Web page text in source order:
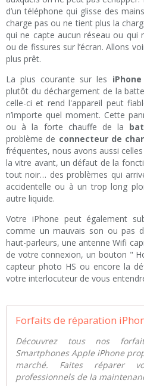
d’un téléphone qui glisse des
charge pas ou ne tient plus la
qui ne capte aucun réseau ou qui
ou de fissures sur l’écran. Allons
plus prêt.
La plus courante sur les iPhone
plutôt du déchargement de la
celle-ci et rend l'appareil peut
n’importe quel moment. Cette
ou à la forte chauffe de la
problème de connecteur de
fréquentes, nous avons aussi
la vitre avant, un défaut de la
tout noir… des problèmes qui
accidentelle ou à un trop long
autre liquide.
Votre iPhone peut également
comme un mauvais son ou pas
haut-parleurs, une antenne Wifi
de votre connexion, un bouton "
capteur photo HS ou encore la
votre interlocuteur de vous
Découvrez tous nos
Smartphones Apple iPhone
marché. Faites réparer
professionnels de la